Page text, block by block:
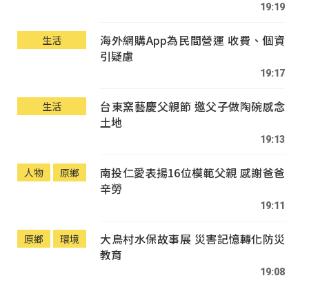
19:19
生活
海外網購App為民間營運 收費、個資
引疑慮
19:17
生活
台東窯藝慶父親節 邀父子做陶碗感念
土地
19:13
人物 原鄉
南投仁愛表揚16位模範父親 感謝爸爸
辛勞
19:11
原鄉 環境
大鳥村水保故事展 災害記憶轉化防災
教育
19:08